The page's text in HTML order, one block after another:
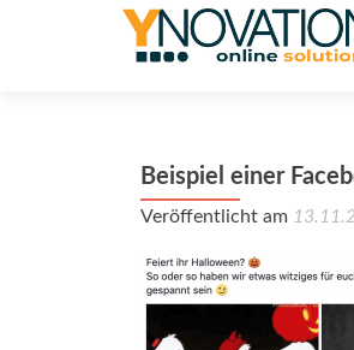
Beispiel einer
Veröffentlicht am